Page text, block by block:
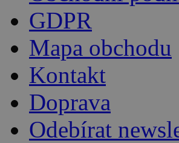
GDPR
Mapa obchodu
Kontakt
Doprava
Odebírat